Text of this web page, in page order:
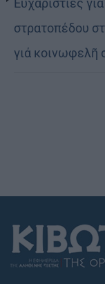
Εὐχαριστίες
στρατοπέδου
γιά κοινωφελῆ